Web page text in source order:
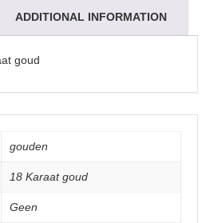
ADDITIONAL INFORMATION
goud
gouden
18 Karaat goud
Geen